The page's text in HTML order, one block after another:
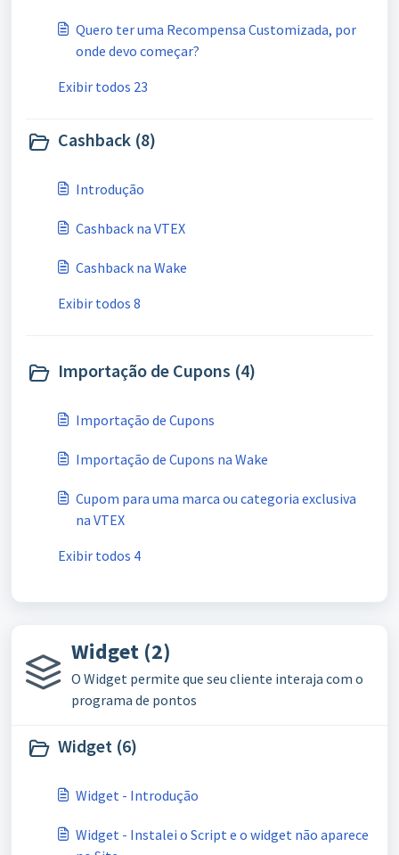
Quero ter uma Recompensa Customizada, por
onde devo começar?
Exibir todos 23
Cashback (8)
Introdução
Cashback na VTEX
Cashback na Wake
Exibir todos 8
Importação de Cupons (4)
Importação de Cupons
Importação de Cupons na Wake
Cupom para uma marca ou categoria exclusiva
na VTEX
Exibir todos 4
Widget (2)
O Widget permite que seu cliente interaja com o
programa de pontos
Widget (6)
Widget - Introdução
Widget - Instalei o Script e o widget não aparece